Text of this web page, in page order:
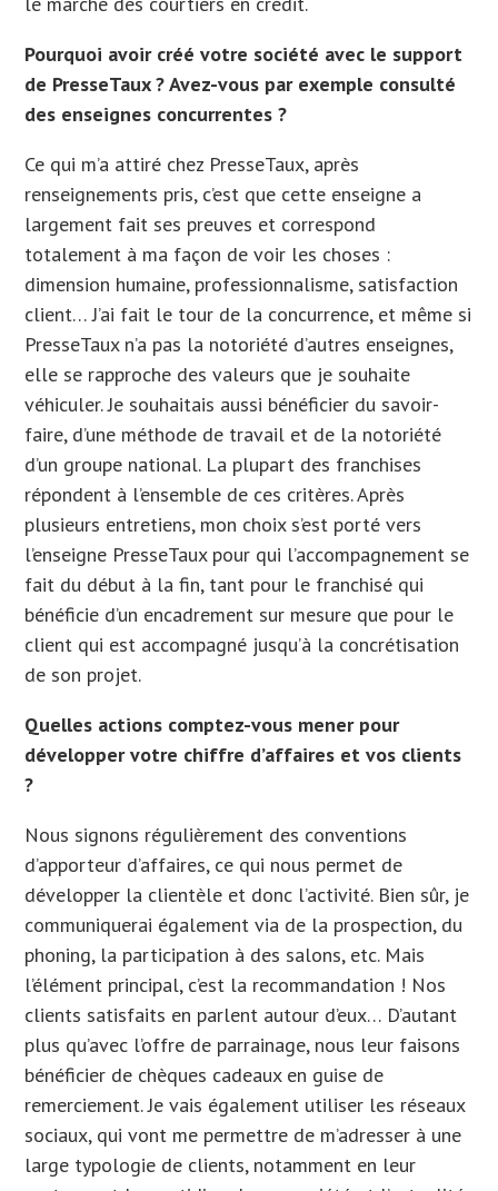
Pourquoi avoir créé votre société avec le support
de PresseTaux ? Avez-vous par exemple consulté
des enseignes concurrentes ?
Ce qui m’a attiré chez PresseTaux, après
renseignements pris, c’est que cette enseigne a
largement fait ses preuves et correspond
totalement à ma façon de voir les choses :
dimension humaine, professionnalisme, satisfaction
client… J’ai fait le tour de la concurrence, et même si
PresseTaux n’a pas la notoriété d’autres enseignes,
elle se rapproche des valeurs que je souhaite
véhiculer. Je souhaitais aussi bénéficier du savoir-
faire, d’une méthode de travail et de la notoriété
d’un groupe national. La plupart des franchises
répondent à l’ensemble de ces critères. Après
plusieurs entretiens, mon choix s’est porté vers
l’enseigne PresseTaux pour qui l’accompagnement se
fait du début à la fin, tant pour le franchisé qui
bénéficie d’un encadrement sur mesure que pour le
client qui est accompagné jusqu’à la concrétisation
de son projet.
Quelles actions comptez-vous mener pour
développer votre chiffre d’affaires et vos clients
?
Nous signons régulièrement des conventions
d’apporteur d’affaires, ce qui nous permet de
développer la clientèle et donc l’activité. Bien sûr, je
communiquerai également via de la prospection, du
phoning, la participation à des salons, etc. Mais
l’élément principal, c’est la recommandation ! Nos
clients satisfaits en parlent autour d’eux… D’autant
plus qu’avec l’offre de parrainage, nous leur faisons
bénéficier de chèques cadeaux en guise de
remerciement. Je vais également utiliser les réseaux
sociaux, qui vont me permettre de m’adresser à une
large typologie de clients, notamment en leur